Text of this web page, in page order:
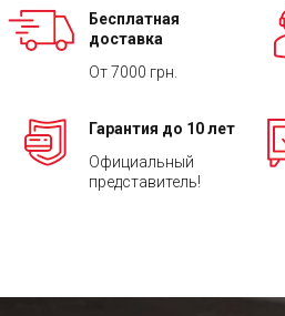
Бесплатная
доставка
От 7000 грн.
Гарантия до 10 лет
Официальный
представитель!